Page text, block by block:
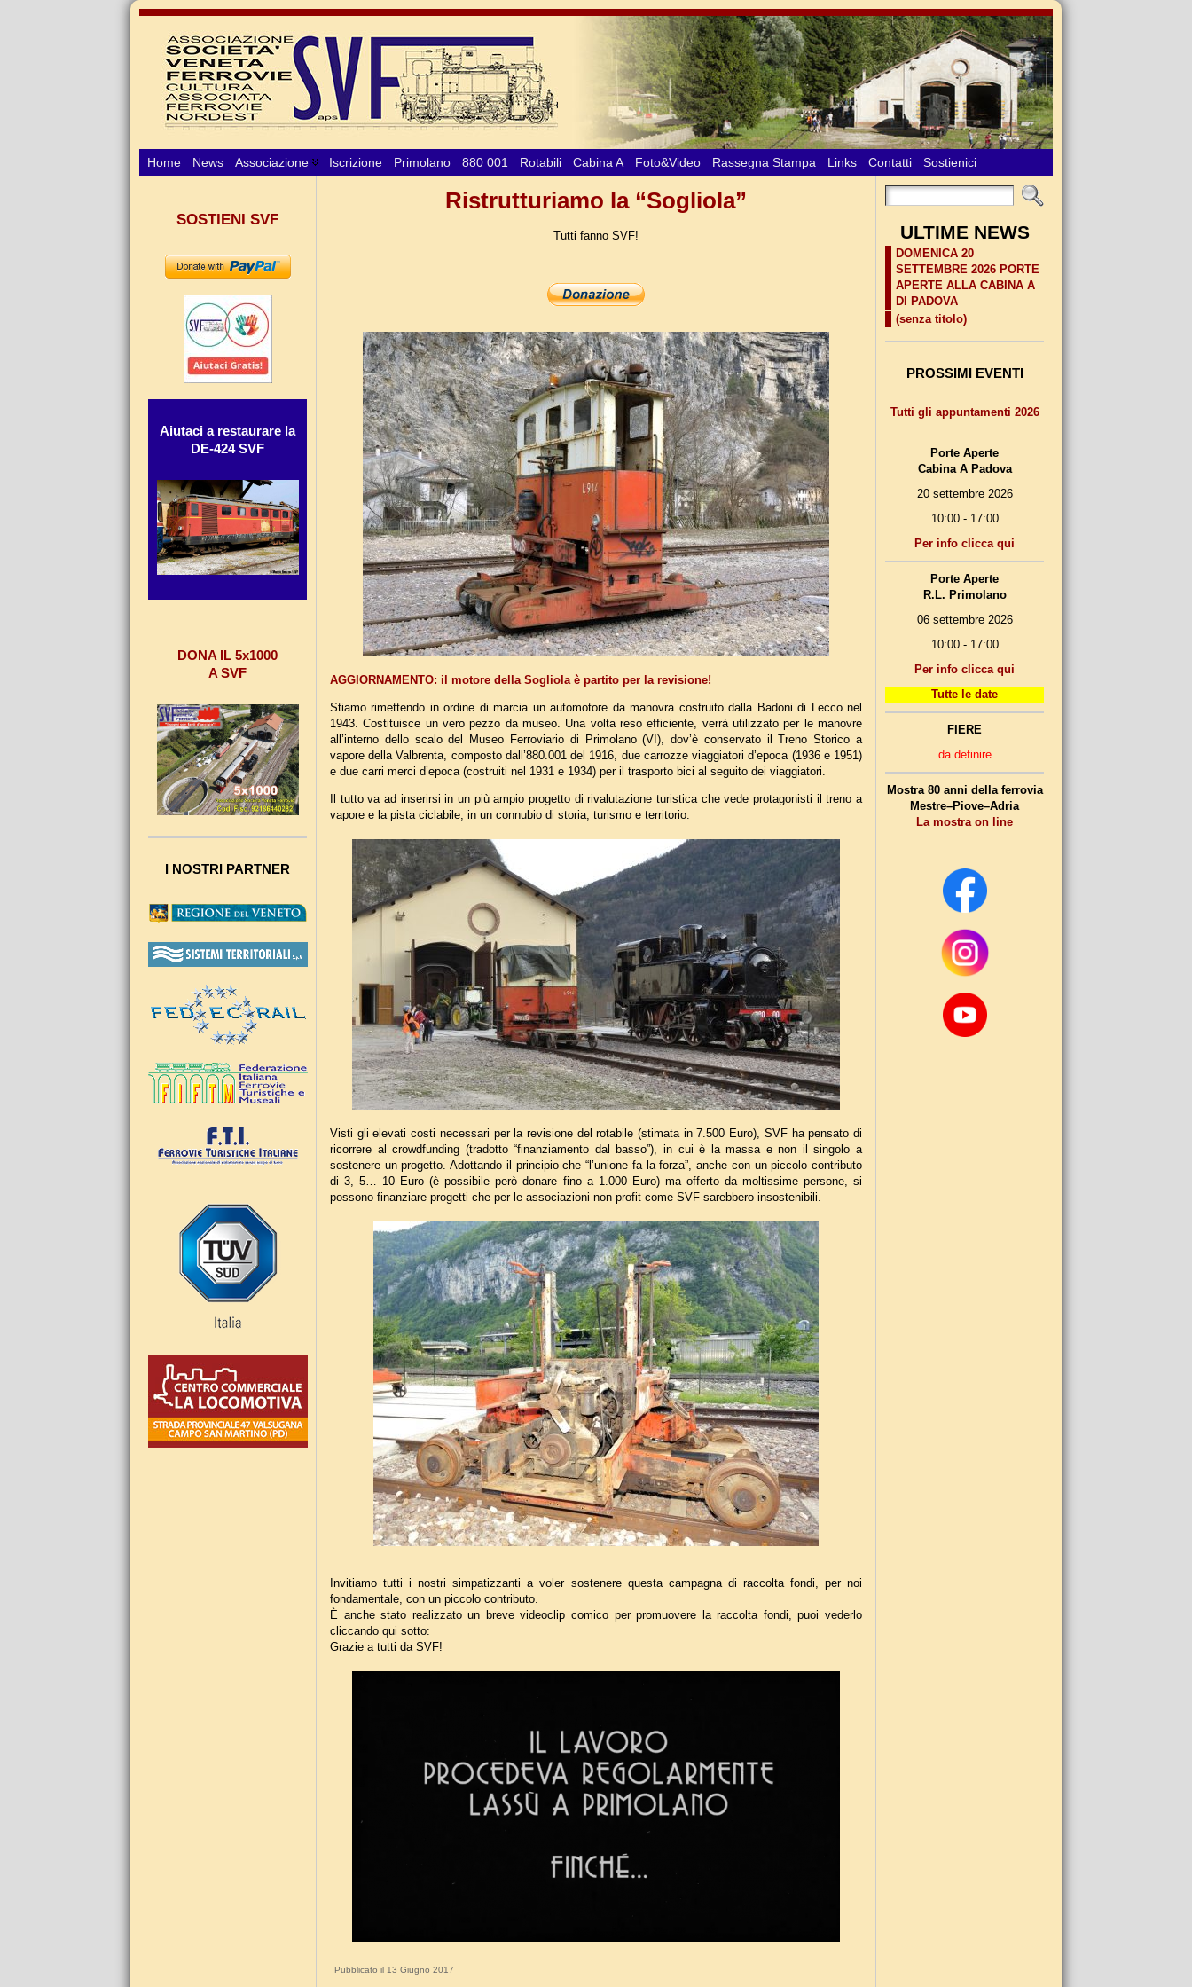
Home News Associazione Iscrizione Primolano 880 001 Rotabili Cabina A Foto&Video Rassegna Stampa Links Contatti Sostienici
SOSTIENI SVF
Aiutaci a restaurare la
DE-424 SVF
DONA IL 5x1000
A SVF
I NOSTRI PARTNER
Ristrutturiamo la “Sogliola”
Tutti fanno SVF!
AGGIORNAMENTO: il motore della Sogliola è partito per la revisione!
Stiamo rimettendo in ordine di marcia un automotore da manovra costruito dalla Badoni di Lecco nel
1943. Costituisce un vero pezzo da museo. Una volta reso efficiente, verrà utilizzato per le manovre
all’interno dello scalo del Museo Ferroviario di Primolano (VI), dov’è conservato il Treno Storico a
vapore della Valbrenta, composto dall’880.001 del 1916, due carrozze viaggiatori d’epoca (1936 e 1951)
e due carri merci d’epoca (costruiti nel 1931 e 1934) per il trasporto bici al seguito dei viaggiatori.
Il tutto va ad inserirsi in un più ampio progetto di rivalutazione turistica che vede protagonisti il treno a
vapore e la pista ciclabile, in un connubio di storia, turismo e territorio.
Visti gli elevati costi necessari per la revisione del rotabile (stimata in 7.500 Euro), SVF ha pensato di
ricorrere al crowdfunding (tradotto “finanziamento dal basso”), in cui è la massa e non il singolo a
sostenere un progetto. Adottando il principio che “l’unione fa la forza”, anche con un piccolo contributo
di 3, 5… 10 Euro (è possibile però donare fino a 1.000 Euro) ma offerto da moltissime persone, si
possono finanziare progetti che per le associazioni non-profit come SVF sarebbero insostenibili.
Invitiamo tutti i nostri simpatizzanti a voler sostenere questa campagna di raccolta fondi, per noi
fondamentale, con un piccolo contributo.
È anche stato realizzato un breve videoclip comico per promuovere la raccolta fondi, puoi vederlo
cliccando qui sotto:
Grazie a tutti da SVF!
Pubblicato il 13 Giugno 2017
ULTIME NEWS
DOMENICA 20
SETTEMBRE 2026 PORTE
APERTE ALLA CABINA A
DI PADOVA
(senza titolo)
PROSSIMI EVENTI
Tutti gli appuntamenti 2026
Porte Aperte
Cabina A Padova
20 settembre 2026
10:00 - 17:00
Per info clicca qui
Porte Aperte
R.L. Primolano
06 settembre 2026
10:00 - 17:00
Per info clicca qui
Tutte le date
FIERE
da definire
Mostra 80 anni della ferrovia
Mestre–Piove–Adria
La mostra on line